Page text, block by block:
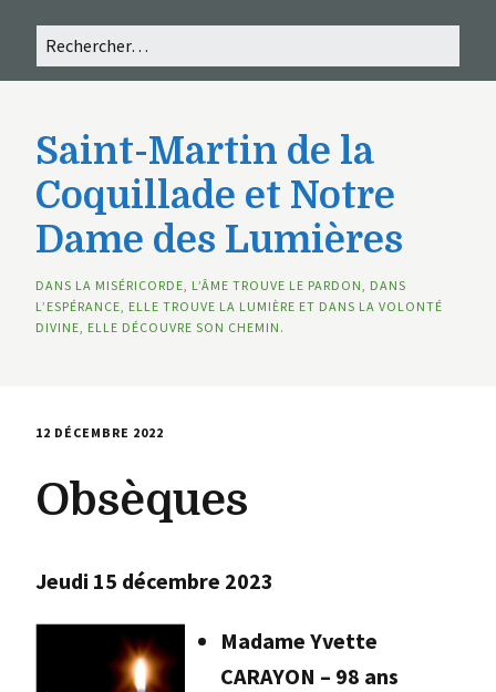
Saint-Martin de la
Coquillade et Notre
Dame des Lumières
DANS LA MISÉRICORDE, L’ÂME TROUVE LE PARDON, DANS
L’ESPÉRANCE, ELLE TROUVE LA LUMIÈRE ET DANS LA VOLONTÉ
DIVINE, ELLE DÉCOUVRE SON CHEMIN.
12 DÉCEMBRE 2022
Obsèques
Jeudi 15 décembre 2023
Madame Yvette
CARAYON – 98 ans